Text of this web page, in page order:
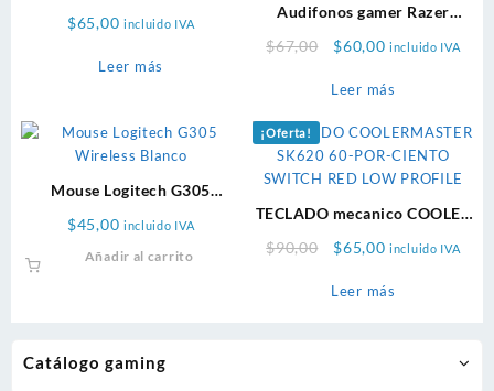
Catálogo gaming
$65,00 incluido IVA
Leer más
Audifonos gamer Razer
Wired Gaming
$67,00
Original
was:
$60,00Current
is:
incluido IVA
Leer más
Mouse Logitech G305
$45,00 incluido IVA
Añadir al carrito
¡Oferta!
TECLADO mecanico COOLER
RED LOW PROFILE
$90,00
Original
was:
$65,00Current
is:
incluido IVA
Leer más